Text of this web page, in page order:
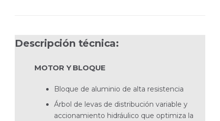
Descripción técnica:
MOTOR Y BLOQUE
Bloque de aluminio de alta resistencia
Árbol de levas de distribución variable y
accionamiento hidráulico que optimiza la